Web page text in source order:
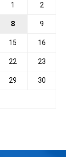
1 2
8 9
15 16
22 23
29 30